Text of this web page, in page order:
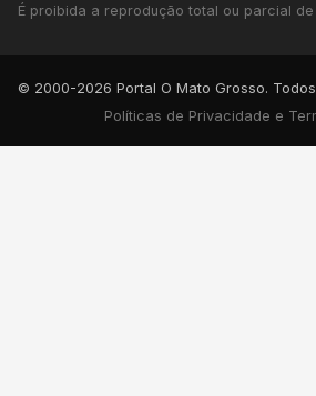
É proibida a reprodução total ou parcial
© 2000-2026 Portal O Mato Grosso.
Políticas de Privacidade e